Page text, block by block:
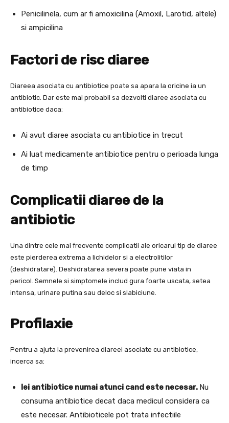
Penicilinela, cum ar fi amoxicilina (Amoxil, Larotid, altele)
si ampicilina
Factori de risc diaree
Diareea asociata cu antibiotice poate sa apara la oricine ia un
antibiotic. Dar este mai probabil sa dezvolti diaree asociata cu
antibiotice daca:
Ai avut diaree asociata cu antibiotice in trecut
Ai luat medicamente antibiotice pentru o perioada lunga
de timp
Complicatii diaree de la
antibiotic
Una dintre cele mai frecvente complicatii ale oricarui tip de diaree
este pierderea extrema a lichidelor si a electrolitilor
(deshidratare). Deshidratarea severa poate pune viata in
pericol. Semnele si simptomele includ gura foarte uscata, setea
intensa, urinare putina sau deloc si slabiciune.
Profilaxie
Pentru a ajuta la prevenirea diareei asociate cu antibiotice,
incerca sa:
Iei antibiotice numai atunci cand este necesar. Nu
consuma antibiotice decat daca medicul considera ca
este necesar. Antibioticele pot trata infectiile